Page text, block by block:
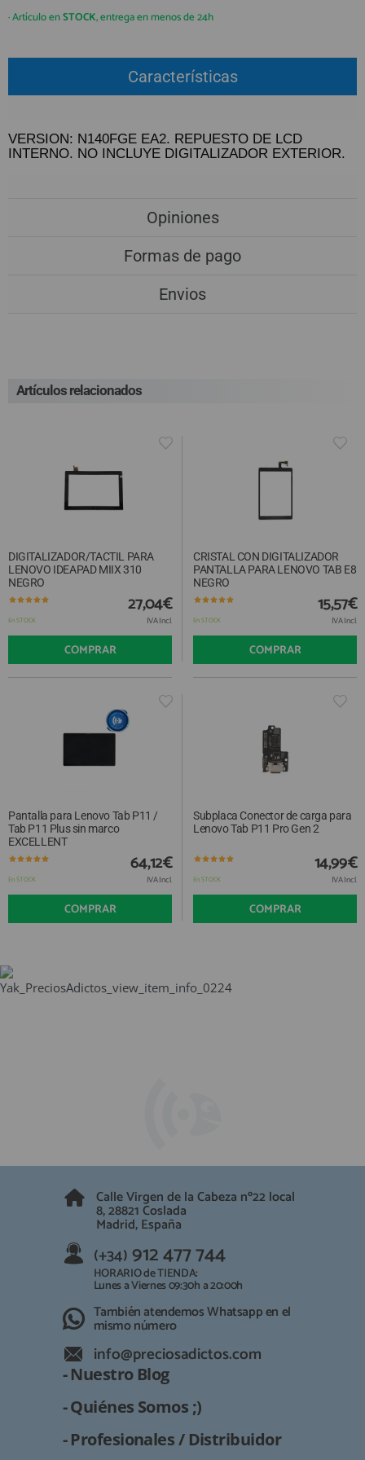
GUÍA DE COMPRA
(+34)912 477 744
Lunes a Viernes 09:30h a 20:00h
También atendemos Whatsapp
REGISTRO PROFESIONAL
· Artículo enSTOCK, entrega en menos de 24h
Características
VERSION: N140FGE EA2. REPUESTO DE LCD
INTERNO. NO INCLUYE DIGITALIZADOR EXTERIOR.
Opiniones
Formas de pago
Envios
Artículos relacionados
DIGITALIZADOR/TACTIL PARA
LENOVO IDEAPAD MIIX 310
NEGRO
En STOCK
27,04€
IVA Incl.
COMPRAR
CRISTAL CON DIGITALIZADOR
PANTALLA PARA LENOVO TAB E8
NEGRO
En STOCK
15,57€
IVA Incl.
COMPRAR
Pantalla para Lenovo Tab P11 /
Tab P11 Plus sin marco
EXCELLENT
En STOCK
64,12€
IVA Incl.
COMPRAR
Subplaca Conector de carga para
Lenovo Tab P11 Pro Gen 2
En STOCK
14,99€
IVA Incl.
COMPRAR
Calle Virgen de la Cabeza nº22 local
8, 28821 Coslada
Madrid, España
(+34) 912 477 744
HORARIO de TIENDA:
Lunes a Viernes 09:30h a 20:00h
También atendemos Whatsapp en el
mismo número
info@preciosadictos.com
- Nuestro Blog
- Quiénes Somos ;)
- Profesionales / Distribuidor